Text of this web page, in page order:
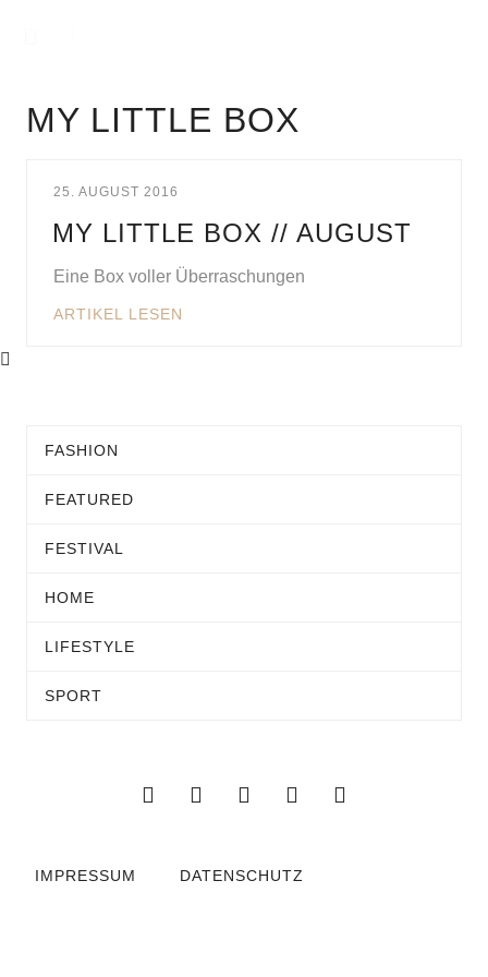
MY LITTLE BOX
25. AUGUST 2016
MY LITTLE BOX // AUGUST
Eine Box voller Überraschungen
ARTIKEL LESEN
FASHION
FEATURED
FESTIVAL
HOME
LIFESTYLE
SPORT
IMPRESSUM DATENSCHUTZ